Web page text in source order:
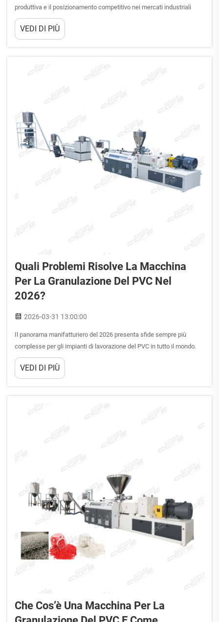
produttiva e il posizionamento competitivo nei mercati industriali
moderni. Quando si valuta ciò che rende efficiente una linea di
produzione per lastre in schiuma di PVC, i produttori devono
VEDI DI PIÙ
Quali Problemi Risolve La Macchina
Per La Granulazione Del PVC Nel
2026?
2026-03-31 13:00:00
Il panorama manifatturiero del 2026 presenta sfide sempre più
complesse per gli impianti di lavorazione del PVC in tutto il mondo.
Poiché i rifiuti plastici continuano ad accumularsi e le normative
ambientali si fanno più stringenti, i produttori sono sottoposti a una
VEDI DI PIÙ
Che Cos’è Una Macchina Per La